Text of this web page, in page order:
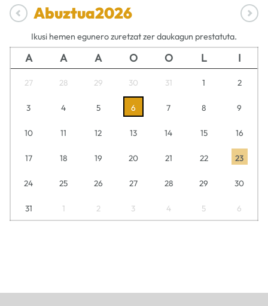
Abuztua2026
Ikusi hemen egunero zuretzat zer daukagun prestatuta.
A A A O O L I
27 28 29 30 31 1 2
3 4 5 6 7 8 9
10 11 12 13 14 15 16
17 18 19 20 21 22 23
24 25 26 27 28 29 30
31 1 2 3 4 5 6